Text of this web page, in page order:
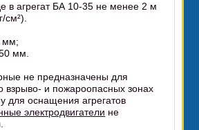
в агрегат БА 10-35 не менее 2 м
см²).
мм;
мм.
не предназначены для
взрыво- и пожароопасных зонах
для оснащения агрегатов
электродвигатели не